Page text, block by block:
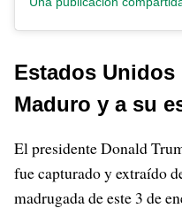
Estados
Maduro y a su
El presidente Donald
fue capturado y extraído
madrugada de este 3 de